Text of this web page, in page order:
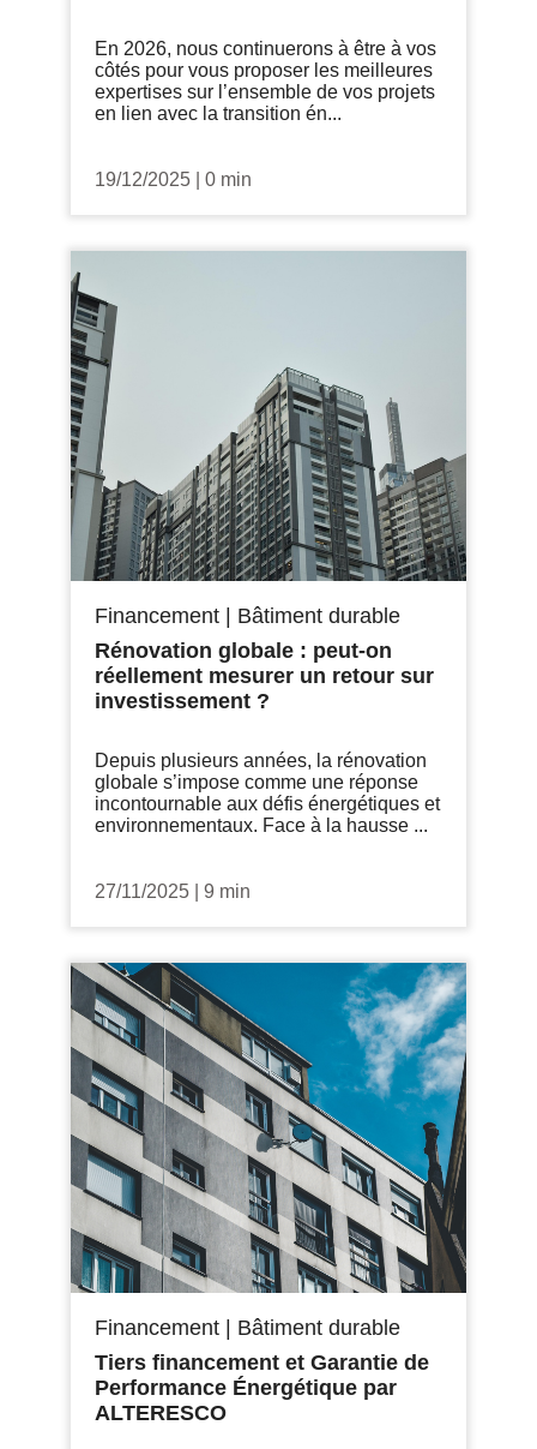
En 2026, nous continuerons à être à vos
côtés pour vous proposer les meilleures
expertises sur l’ensemble de vos projets
en lien avec la transition én...
19/12/2025 0 min
Financement
Bâtiment durable
Rénovation globale : peut-on
réellement mesurer un retour sur
investissement ?
Depuis plusieurs années, la rénovation
globale s’impose comme une réponse
incontournable aux défis énergétiques et
environnementaux. Face à la hausse ...
27/11/2025 9 min
Financement
Bâtiment durable
Tiers financement et Garantie de
Performance Énergétique par
ALTERESCO